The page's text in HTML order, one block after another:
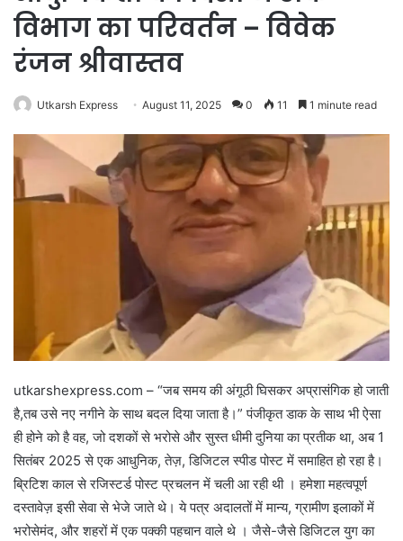
विभाग का परिवर्तन – विवेक
रंजन श्रीवास्तव
Utkarsh Express August 11, 2025 0 11 1 minute read
utkarshexpress.com – “जब समय की अंगूठी घिसकर अप्रासंगिक हो जाती
है,तब उसे नए नगीने के साथ बदल दिया जाता है।” पंजीकृत डाक के साथ भी ऐसा
ही होने को है वह, जो दशकों से भरोसे और सुस्त धीमी दुनिया का प्रतीक था, अब 1
सितंबर 2025 से एक आधुनिक, तेज़, डिजिटल स्पीड पोस्ट में समाहित हो रहा है।
ब्रिटिश काल से रजिस्टर्ड पोस्ट प्रचलन में चली आ रही थी । हमेशा महत्वपूर्ण
दस्तावेज़ इसी सेवा से भेजे जाते थे। ये पत्र अदालतों में मान्य, ग्रामीण इलाकों में
भरोसेमंद, और शहरों में एक पक्की पहचान वाले थे । जैसे-जैसे डिजिटल युग का